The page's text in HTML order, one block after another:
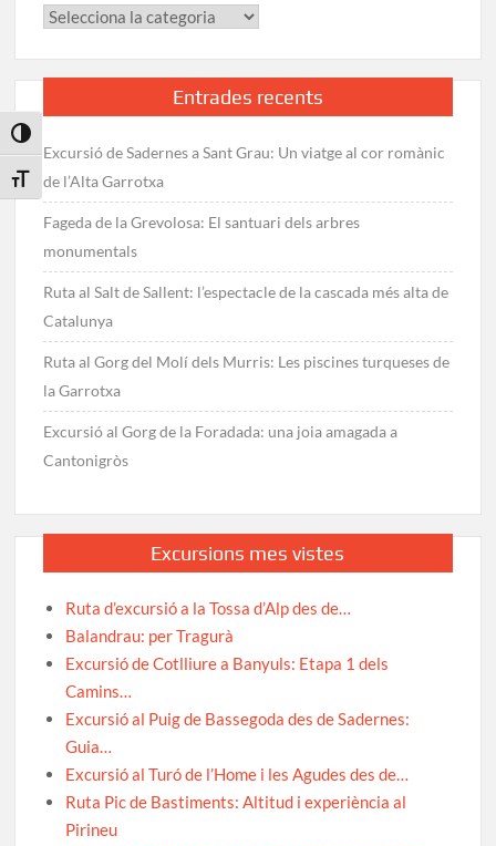
Toggle High Contrast
Toggle Font size
Categories
Entrades recents
Excursió de Sadernes a Sant Grau: Un viatge al cor romànic
de l’Alta Garrotxa
Fageda de la Grevolosa: El santuari dels arbres
monumentals
Ruta al Salt de Sallent: l’espectacle de la cascada més alta de
Catalunya
Ruta al Gorg del Molí dels Murris: Les piscines turqueses de
la Garrotxa
Excursió al Gorg de la Foradada: una joia amagada a
Cantonigròs
Excursions mes vistes
Ruta d’excursió a la Tossa d’Alp des de…
Balandrau: per Tragurà
Excursió de Cotlliure a Banyuls: Etapa 1 dels
Camins…
Excursió al Puig de Bassegoda des de Sadernes:
Guia…
Excursió al Turó de l’Home i les Agudes des de…
Ruta Pic de Bastiments: Altitud i experiència al
Pirineu